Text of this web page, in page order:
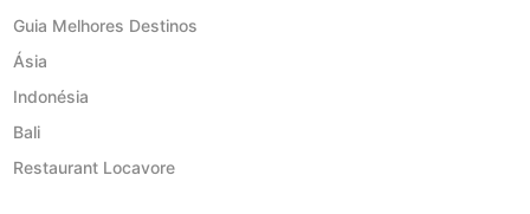
Guia Melhores Destinos
Ásia
Indonésia
Bali
Restaurant Locavore